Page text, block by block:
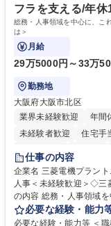
フラを支える/年
総務・人事領域を中心に、こ
は＞
月給
29万5000円～33万
勤務地
大阪府大阪市北区
業界未経験歓迎
年間
未経験者歓迎
住宅手
退職金あり
駅近5分以内
土日祝
仕事の内容
企業名 三菱電機プラントエンジニ
人事＜未経験歓迎＞◇三
の内容 総務・人事領域
します。 ＜具体的には＞ ・総務/人事労務（給与・社保・勤怠管理など
・採用・教育研修 ・福
必要な経験・能力
必要な経験・能力等 ＜